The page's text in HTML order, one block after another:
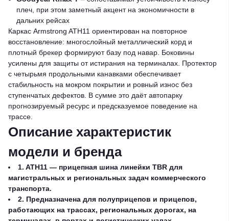
плеч, при этом заметный акцент на экономичности в
дальних рейсах
Каркас Armstrong ATH11 ориентирован на повторное
восстановление: многослойный металлический корд и
плотный брекер формируют базу под навар. Боковины
усилены для защиты от истирания на терминалах. Протектор
с четырьмя продольными канавками обеспечивает
стабильность на мокром покрытии и ровный износ без
ступенчатых дефектов. В сумме это даёт автопарку
прогнозируемый ресурс и предсказуемое поведение на
трассе.
Описание характеристик
модели и бренда
1. ATH11 — прицепная шина линейки TBR для
магистральных и региональных задач коммерческого
транспорта.
2. Предназначена для полуприцепов и прицепов,
работающих на трассах, региональных дорогах, на